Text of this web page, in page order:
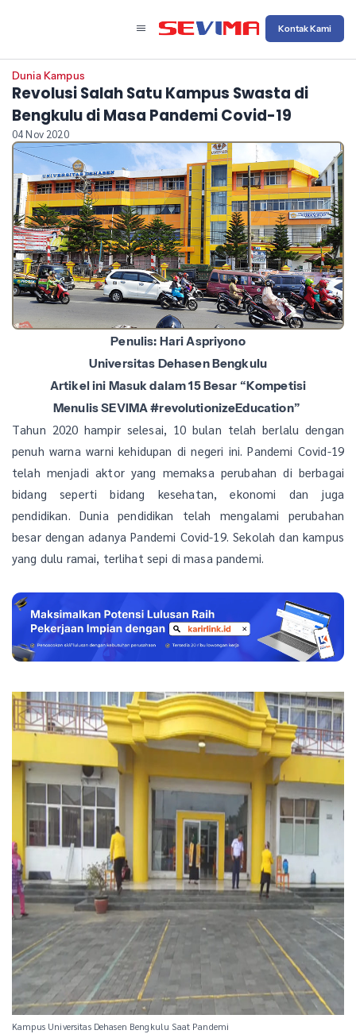
Kontak Kami
Dunia Kampus
Revolusi Salah Satu Kampus Swasta di
Bengkulu di Masa Pandemi Covid-19
04 Nov 2020
Penulis: Hari Aspriyono
Universitas Dehasen Bengkulu
Artikel ini Masuk dalam 15 Besar “Kompetisi
Menulis SEVIMA #revolutionizeEducation”
Tahun 2020 hampir selesai, 10 bulan telah berlalu dengan
penuh warna warni kehidupan di negeri ini. Pandemi Covid-19
telah menjadi aktor yang memaksa perubahan di berbagai
bidang seperti bidang kesehatan, ekonomi dan juga
pendidikan. Dunia pendidikan telah mengalami perubahan
besar dengan adanya Pandemi Covid-19. Sekolah dan kampus
yang dulu ramai, terlihat sepi di masa pandemi.
Kampus Universitas Dehasen Bengkulu Saat Pandemi